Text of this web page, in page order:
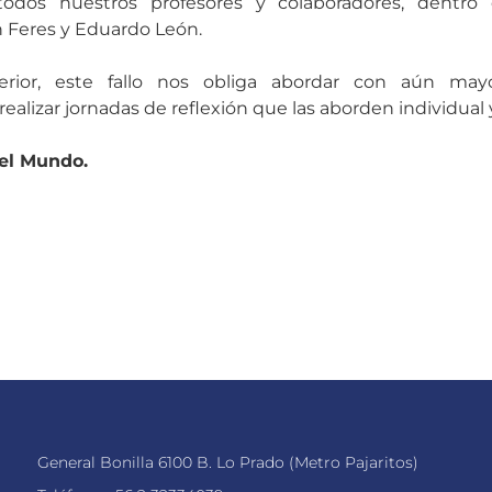
y Eduardo León.
este fallo nos obliga abordar con aún
jornadas de reflexión que las aborden
Mundo.
General Bonilla 6100 B. Lo Prado (Metro Pajaritos)